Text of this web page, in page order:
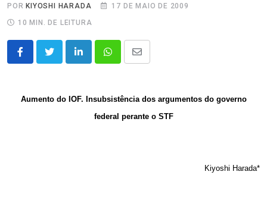
POR KIYOSHI HARADA
17 DE MAIO DE 2009
10 MIN. DE LEITURA
LinkedInWhatsappShare
Aumento do IOF. Insubsistência dos argumentos do governo
federal perante o STF
Kiyoshi Harada*